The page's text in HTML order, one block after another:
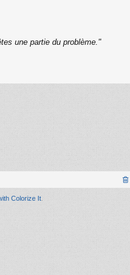
une partie du problème."
Colorize It